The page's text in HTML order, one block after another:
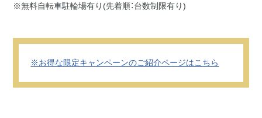
※無料自転車駐輪場有り(先着順：台数制限有り)
1～3ヶ月未
3～7ヶ月未
※お得な限定キャンペーンのご紹介ページはこちら